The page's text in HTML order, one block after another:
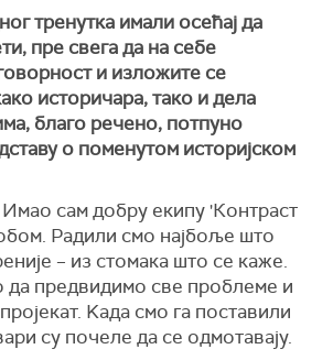
тренутка имали осећај да
пре свега да на себе
и изложите се
историчара, тако и дела
благо речено, потпуно
о поменутом историјском
сам добру екипу 'Контраст
Радили смо најбоље што
– из стомака што се каже.
предвидимо све проблеме и
Kада смо га поставили
су почеле да се одмотавају.